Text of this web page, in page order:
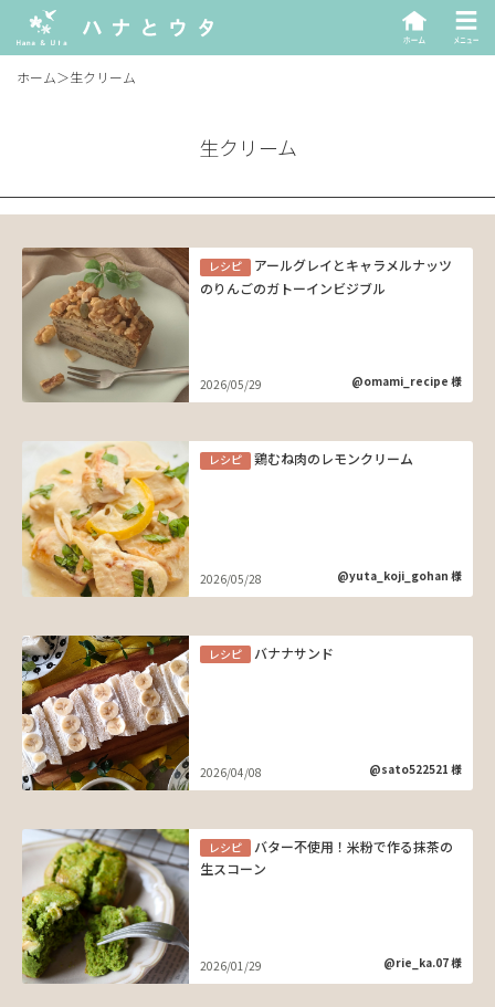
ホーム＞生クリーム
生クリーム
レシピ
アールグレイとキャラメルナッツ
のりんごのガトーインビジブル
2026/05/29 @omami_recipe 様
レシピ 鶏むね肉のレモンクリーム
2026/05/28 @yuta_koji_gohan 様
レシピ バナナサンド
2026/04/08 @sato522521 様
レシピ
バター不使用！米粉で作る抹茶の
生スコーン
2026/01/29 @rie_ka.07 様